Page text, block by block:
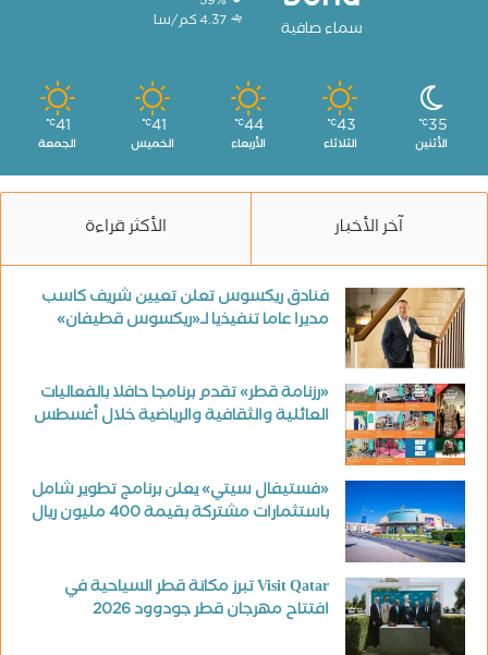
سماء صافية
4.37 كم/سا
35
℃
الأثنين
43
℃
الثلاثاء
44
℃
الأربعاء
41
℃
الخميس
41
℃
الجمعة
آخر الأخبار الأكثر قراءة
فنادق ريكسوس تعلن تعيين شريف كاسب
مديرا عاما تنفيذيا لـ«ريكسوس قطيفان»
«رزنامة قطر» تقدم برنامجا حافلا بالفعاليات
العائلية والثقافية والرياضية خلال أغسطس
«فستيفال سيتي» يعلن برنامج تطوير شامل
باستثمارات مشتركة بقيمة 400 مليون ريال
Visit Qatar تبرز مكانة قطر السياحية في
افتتاح مهرجان قطر جودوود 2026